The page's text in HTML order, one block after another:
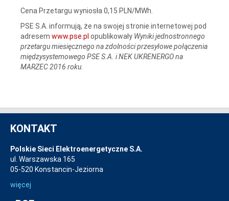
Cena Przetargu wyniosła 0,15 PLN/MWh.
PSE S.A. informują, że na swojej stronie internetowej pod
adresem www.pse.pl opublikowały Wyniki jednostronnego
przetargu miesięcznego na zdolności przesyłowe połączenia
międzysystemowego PSE S.A. i NEK UKRENERGO na
MARZEC 2016 roku
KONTAKT
Polskie Sieci Elektroenergetyczne S.A.
ul. Warszawska 165
05-520 Konstancin-Jeziorna
więcej